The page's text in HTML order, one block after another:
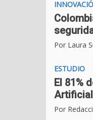
Por Laura
ESTUDIO
El 81%
Por